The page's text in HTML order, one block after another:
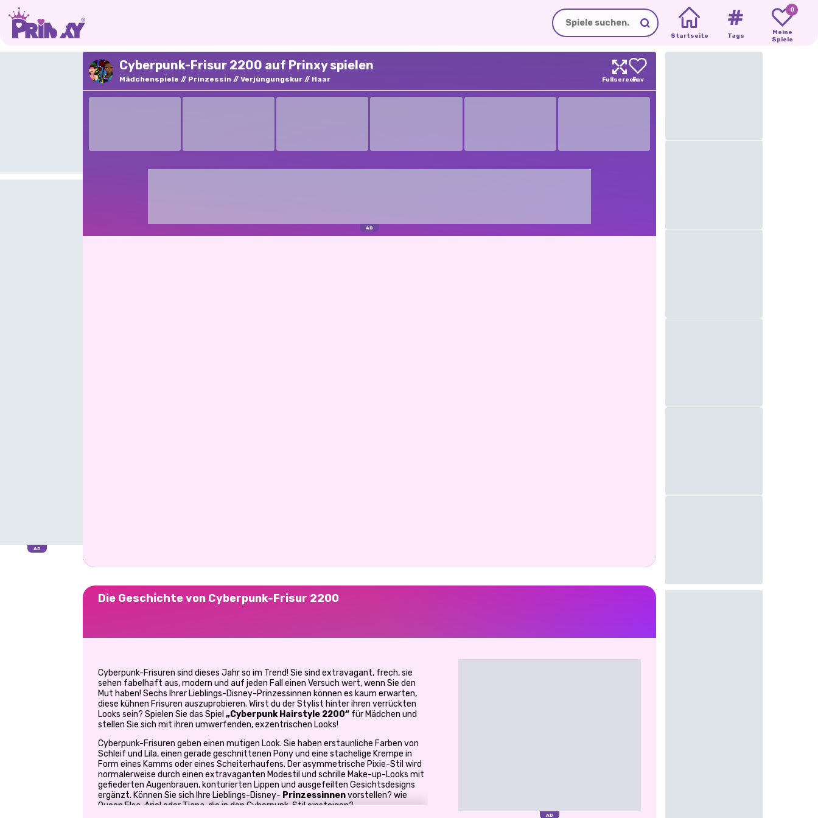
Startseite Tags
0
Meine
Spiele
Cyberpunk-Frisur 2200 auf Prinxy spielen
Mädchenspiele Prinzessin Verjüngungskur Haar
Die Geschichte von Cyberpunk-Frisur 2200
Cyberpunk-Frisuren sind dieses Jahr so im Trend! Sie sind extravagant, frech, sie
sehen fabelhaft aus, modern und auf jeden Fall einen Versuch wert, wenn Sie den
Mut haben! Sechs Ihrer Lieblings-Disney-Prinzessinnen können es kaum erwarten,
diese kühnen Frisuren auszuprobieren. Wirst du der Stylist hinter ihren verrückten
Looks sein? Spielen Sie das Spiel „Cyberpunk Hairstyle 2200“ für Mädchen und
stellen Sie sich mit ihren umwerfenden, exzentrischen Looks!
Cyberpunk-Frisuren geben einen mutigen Look. Sie haben erstaunliche Farben von
Schleif und Lila, einen gerade geschnittenen Pony und eine stachelige Krempe in
Form eines Kamms oder eines Scheiterhaufens. Der asymmetrische Pixie-Stil wird
normalerweise durch einen extravaganten Modestil und schrille Make-up-Looks mit
gefiederten Augenbrauen, konturierten Lippen und ausgefeilten Gesichtsdesigns
ergänzt. Können Sie sich Ihre Lieblings-Disney- Prinzessinnenvorstellen? wie
Queen Elsa, Ariel oder Tiana, die in den Cyberpunk-Stil einsteigen?